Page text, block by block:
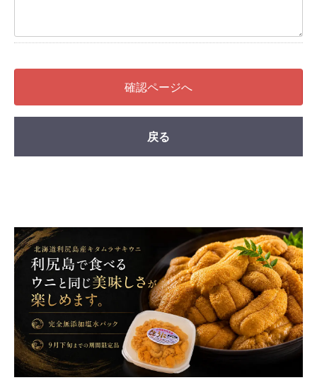
確認ページへ
戻る